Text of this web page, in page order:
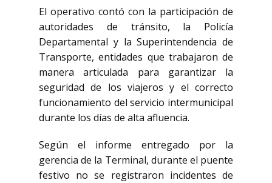
El operativo contó con la participación de
autoridades de tránsito, la Policía
Departamental y la Superintendencia de
Transporte, entidades que trabajaron de
manera articulada para garantizar la
seguridad de los viajeros y el correcto
funcionamiento del servicio intermunicipal
durante los días de alta afluencia.
Según el informe entregado por la
gerencia de la Terminal, durante el puente
festivo no se registraron incidentes de